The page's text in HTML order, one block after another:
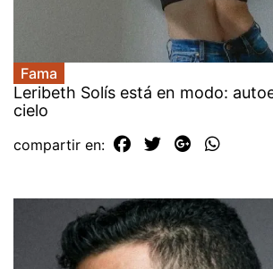
Fama
Leribeth Solís está en modo:
cielo
compartir en: